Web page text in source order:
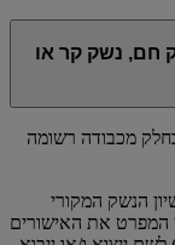
חם, נשק קר או
מכבודה רשומה
הנשק המקורי
המפרט את האישורים